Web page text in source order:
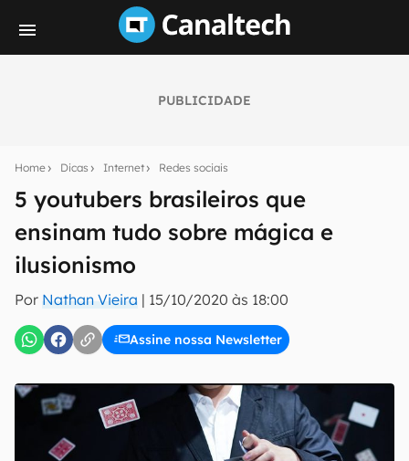
PUBLICIDADE
Home Dicas Internet Redes sociais
5 youtubers brasileiros que
ensinam tudo sobre mágica e
ilusionismo
Por Nathan Vieira | 15/10/2020 às 18:00
Assine nossa Newsletter
notícias e reviews sobre tecnologia em primeira
E-mail
inscreva-se
Uso e Política de Privacidade do Canaltech.